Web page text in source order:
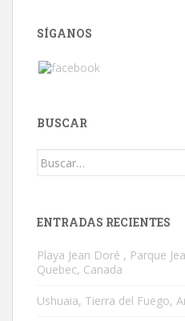
SÍGANOS
BUSCAR
Buscar:
ENTRADAS RECIENTES
Playa Jean Doré , Parque
Quebec, Canada
Ushuaia, Tierra del Fuego,